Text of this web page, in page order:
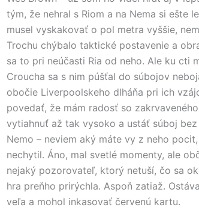
tým, že nehral s Riom a na Nema si ešte
musel vyskakovať o pol metra vyššie,
Trochu chýbalo taktické postavenie a
sa to pri neúčasti Ria od neho. Ale ku cti
Croucha sa s nim púšťal do súbojov
obočie Liverpoolskeho dlháňa pri ich
povedať, že mám radosť so
vytiahnuť až tak vysoko a ustáť súboj
Nemo – neviem aký máte vy z neho
nechytil. Áno, mal svetlé momenty, ale
nejaký pozorovateľ, ktorý netuší, čo sa
hra preňho prirýchla. Aspoň zatiaž.
veľa a mohol inkasovať červenú kartu.